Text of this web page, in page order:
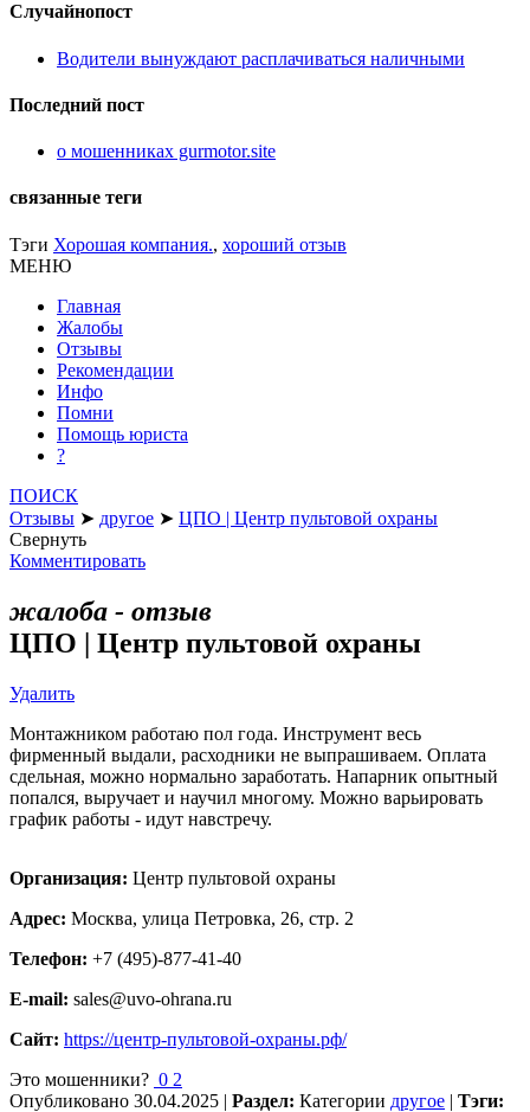
Случайнопост
Водители вынуждают расплачиваться наличными
Последний пост
о мошенниках gurmotor.site
связанные теги
Тэги Хорошая компания., хороший отзыв
МЕНЮ
Главная
Жалобы
Отзывы
Рекомендации
Инфо
Помни
Помощь юриста
?
ПОИСК
Отзывы ➤ другое ➤ ЦПО | Центр пультовой охраны
Свернуть
Комментировать
жалоба - отзыв
ЦПО | Центр пультовой охраны
Удалить
Монтажником работаю пол года. Инструмент весь
фирменный выдали, расходники не выпрашиваем. Оплата
сдельная, можно нормально заработать. Напарник опытный
попался, выручает и научил многому. Можно варьировать
график работы - идут навстречу.
Организация: Центр пультовой охраны
Адрес: Москва, улица Петровка, 26, стр. 2
Телефон: +7 (495)-877-41-40
E-mail: sales@uvo-ohrana.ru
Сайт: https://центр-пультовой-охраны.рф/
Это мошенники? 0 2
Опубликовано 30.04.2025 | Раздел: Категории другое | Тэги: